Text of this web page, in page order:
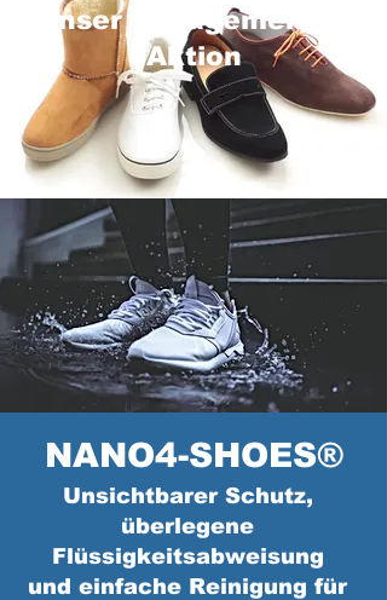
Unser Engagement in
Aktion
NANO4-SHOES®
Unsichtbarer Schutz,
überlegene
Flüssigkeitsabweisung
und einfache Reinigung für